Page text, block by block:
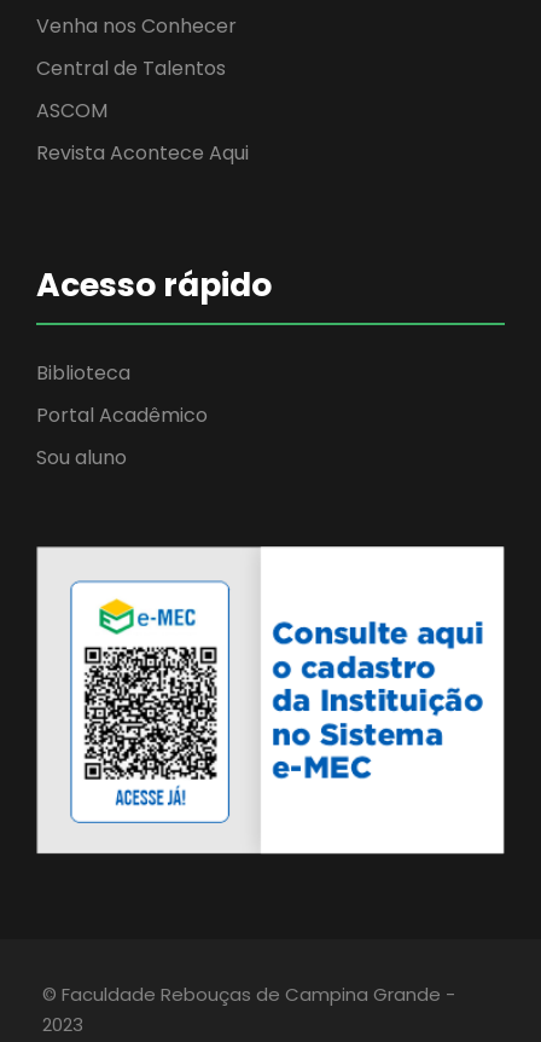
Venha nos Conhecer
Central de Talentos
ASCOM
Revista Acontece Aqui
Acesso rápido
Biblioteca
Portal Acadêmico
Sou aluno
© Faculdade Rebouças de Campina Grande -
2023